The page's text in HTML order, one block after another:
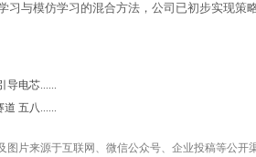
习与模仿学习的混合方法，公司已初步实现
导电芯......
五八......
图片来源于互联网、微信公众号、企业投稿等公